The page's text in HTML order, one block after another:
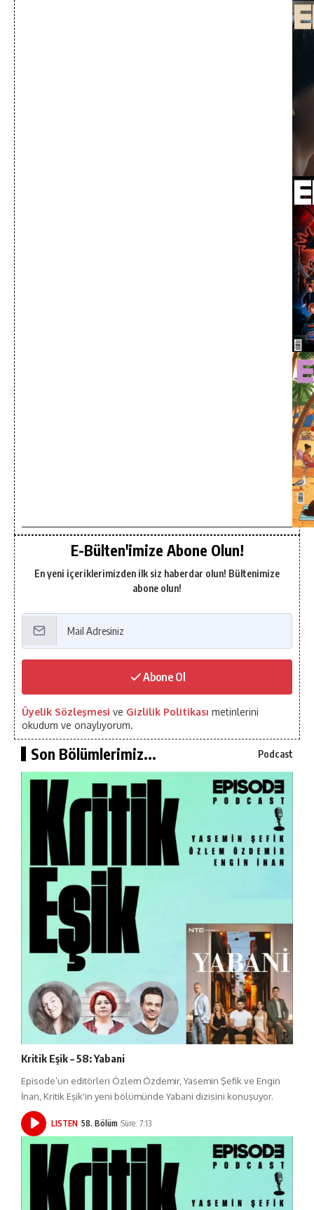
E-Bülten'imize Abone Olun!
En yeni içeriklerimizden ilk siz haberdar olun! Bültenimize
abone olun!
Abone Ol
Üyelik Sözleşmesi ve Gizlilik Politikası metinlerini
okudum ve onaylıyorum.
Son Bölümlerimiz... Podcast
Kritik Eşik – 58: Yabani
Episode’un editörleri Özlem Özdemir, Yasemin Şefik ve Engin
İnan, Kritik Eşik'in yeni bölümünde Yabani dizisini konuşuyor.
LISTEN 58. Bölüm Süre: 7:13